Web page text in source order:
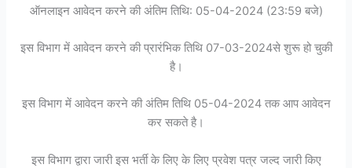
ऑनलाइन आवेदन करने की अंतिम तिथि: 05-04-2024 (23:59 बजे)
इस विभाग में आवेदन करने की प्रारंभिक तिथि 07-03-2024से शुरू हो चुकी
है।
इस विभाग में आवेदन करने की अंतिम तिथि 05-04-2024 तक आप आवेदन
कर सकते है।
इस विभाग द्वारा जारी इस भर्ती के लिए के लिए प्रवेश पत्र जल्द जारी किए